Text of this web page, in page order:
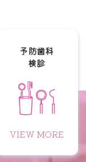
予防歯科
検診
VIEW MORE